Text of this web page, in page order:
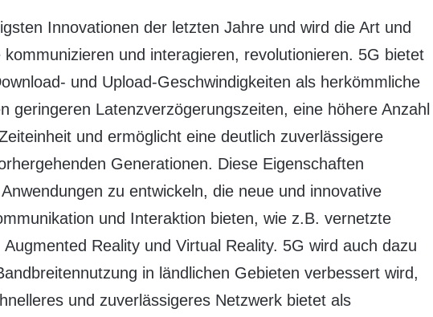
Innovationen der letzten Jahre und wird die Art und
und interagieren, revolutionieren. 5G bietet
und Upload-Geschwindigkeiten als herkömmliche
geringeren Latenzverzögerungszeiten, eine höhere Anzahl
und ermöglicht eine deutlich zuverlässigere
Generationen. Diese Eigenschaften
zu entwickeln, die neue und innovative
und Interaktion bieten, wie z.B. vernetzte
Reality und Virtual Reality. 5G wird auch dazu
in ländlichen Gebieten verbessert wird,
und zuverlässigeres Netzwerk bietet als